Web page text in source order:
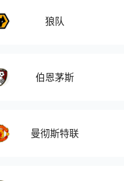
狼队
伯恩茅斯
曼彻斯特联